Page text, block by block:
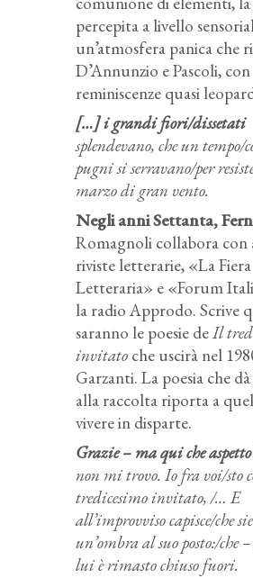
percepita a livello
un’atmosfera panica che
D’Annunzio e Pascoli, con
reminiscenze quasi
[…] i grandi fiori/dissetati
splendevano, che un tempo/
pugni si serravano/per
marzo di gran vento.
Negli anni Settanta,
Romagnoli collabora con
riviste letterarie, «La Fiera
Letteraria» e «Forum
la radio Approdo. Scrive
saranno le poesie deIl
invitato che uscirà nel
Garzanti. La poesia che
alla raccolta riporta a
vivere in disparte.
Grazie – ma qui che
non mi trovo. Io fra voi/sto
tredicesimo invitato, /… E
all’improvviso capisce/che
un’ombra al suo posto:/che
lui è rimasto chiuso fuori.